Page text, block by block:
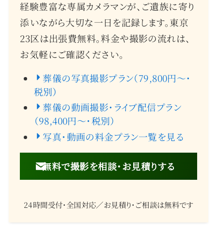
経験豊富な専属カメラマンが、ご遺族に寄り
添いながら大切な一日を記録します。東京
23区は出張費無料。料金や撮影の流れは、
お気軽にご確認ください。
葬儀の写真撮影プラン（79,800円〜・
税別）
葬儀の動画撮影・ライブ配信プラン
（98,400円〜・税別）
写真・動画の料金プラン一覧を見る
無料で撮影を相談・お見積りする
24時間受付・全国対応／お見積り・ご相談は無料です